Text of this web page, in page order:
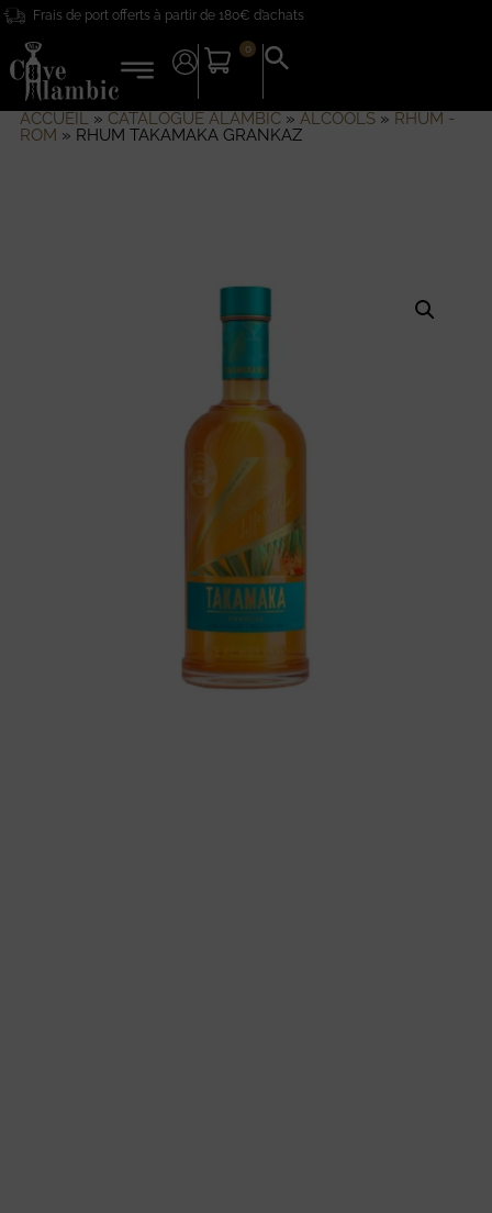
Frais de port offerts à partir de 180€ d’achats
0
Search
for:
ACCUEIL» CATALOGUE ALAMBIC» ALCOOLS» RHUM -
ROM » RHUM TAKAMAKA GRANKAZ